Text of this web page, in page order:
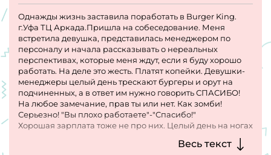
Однажды жизнь заставила поработать в Burger King.
г.Уфа ТЦ Аркада.Пришла на собеседование. Меня
встретила девушка, представилась менеджером по
персоналу и начала рассказывать о нереальных
перспективах, которые меня ждут, если я буду хорошо
работать. На деле это жесть. Платят копейки. Девушки-
менеджеры целый день трескают бургеры и орут на
подчиненных, а в ответ им нужно говорить СПАСИБО!
На любое замечание, прав ты или нет. Как зомби!
Серьезно! "Вы плохо работаете"-"Спасибо!"
Хорошая зарплата тоже не про них. Целый день на ногах
Коллега работала там уже год и зп как была 12, так и
Весь текст